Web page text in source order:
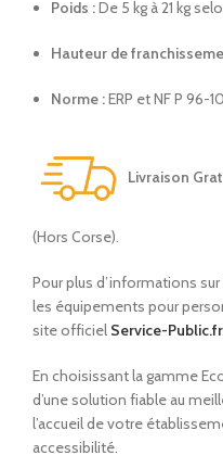
Poids :De 5 kg à 21 kg
Hauteur de
Norme :ERP et NF P 96-
Livraison
(Hors Corse).
Pour plus d’informations
les équipements pour
site officiel Service-Public.fr
En choisissant la gamme
d’une solution fiable au
l’accueil de votre
accessibilité.